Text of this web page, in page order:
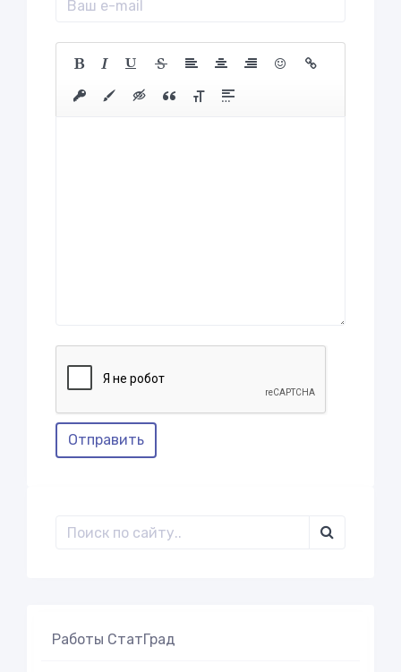
Отправить
Работы СтатГрад